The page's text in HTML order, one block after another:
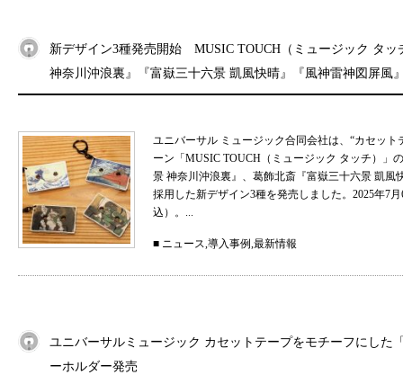
新デザイン3種発売開始 MUSIC TOUCH（ミュージック タッ
神奈川沖浪裏』『富嶽三十六景 凱風快晴』『風神雷神図屏風
ユニバーサル ミュージック合同会社は、“カセッ
ーン「MUSIC TOUCH（ミュージック タッチ）」
景 神奈川沖浪裏』、葛飾北斎『富嶽三十六景 凱
採用した新デザイン3種を発売しました。2025年7
込）。...
■ ニュース,導入事例,最新情報
ユニバーサルミュージック カセットテープをモチーフにした
ーホルダー発売